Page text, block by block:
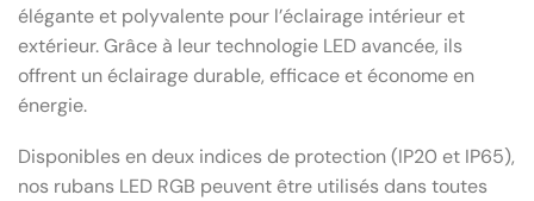
élégante et polyvalente pour l’éclairage intérieur et
extérieur. Grâce à leur technologie LED avancée, ils
offrent un éclairage durable, efficace et économe en
énergie.
Disponibles en deux indices de protection (IP20 et IP65),
nos rubans LED RGB peuvent être utilisés dans toutes